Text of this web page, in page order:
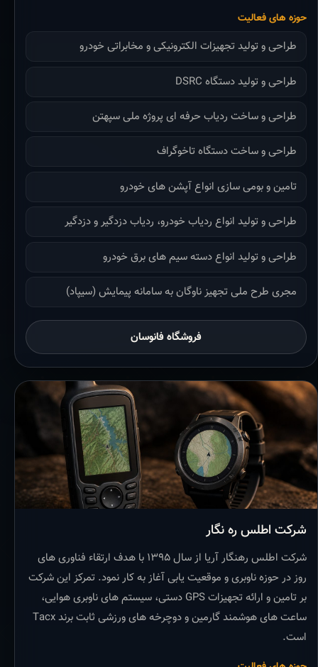
حوزه های فعالیت
طراحی و تولید تجهیزات الکترونیکی و مخابراتی خودرو
طراحی و تولید دستگاه DSRC
طراحی و ساخت ردیاب حرفه ای پروژه ملی سپهتن
طراحی و ساخت دستگاه تاخوگراف
تامین و بومی سازی انواع آپشن های خودرو
طراحی و تولید انواع ردیاب خودرو، ردیاب دزدگیر و دزدگیر
طراحی و تولید انواع دسته سیم های برق خودرو
مجری طرح ملی تجهیز ناوگان به سامانه پیمایش (سیپاد)
فروشگاه فانوسان
شرکت اطلس ره نگار
شرکت اطلس رهنگار آریا از سال ۱۳۹۵ با هدف ارتقاء فناوری های
روز در حوزه ناوبری و موقعیت یابی آغاز به کار نمود. تمرکز این شرکت
بر تامین و ارائه تجهیزات GPS دستی، سیستم های ناوبری هوایی،
ساعت های هوشمند گارمین و دوچرخه های ورزشی ثابت برند Tacx
است.